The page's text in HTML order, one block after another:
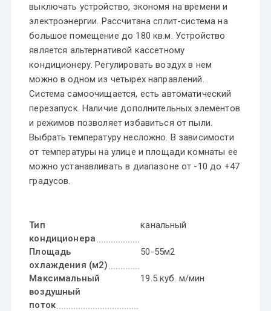
выключать устройство, экономя на времени и
электроэнергии. Рассчитана сплит-система на
большое помещение до 180 кв.м. Устройство
является альтернативой кассетному
кондиционеру. Регулировать воздух в нем
можно в одном из четырех направлений.
Система самоочищается, есть автоматический
перезапуск. Наличие дополнительных элементов
и режимов позволяет избавиться от пыли.
Выбрать температуру несложно. В зависимости
от температуры на улице и площади комнаты ее
можно устанавливать в диапазоне от -10 до +47
градусов.
Тип
кондиционера
канальный
Площадь
охлаждения (м2)
50-55м2
Максимальный
воздушный
поток
19.5 куб. м/мин